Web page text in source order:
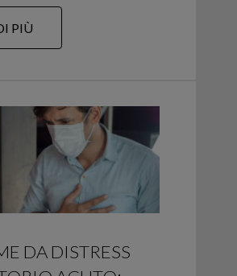
PIÙ
DA DISTRESS